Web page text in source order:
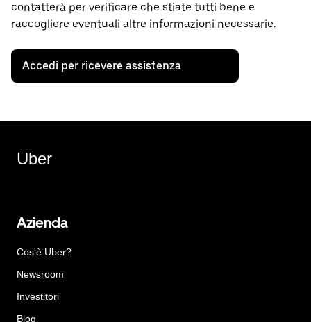
contatterà per verificare che stiate tutti bene e
raccogliere eventuali altre informazioni necessarie.
Accedi per ricevere assistenza
Uber
Azienda
Cos'è Uber?
Newsroom
Investitori
Blog